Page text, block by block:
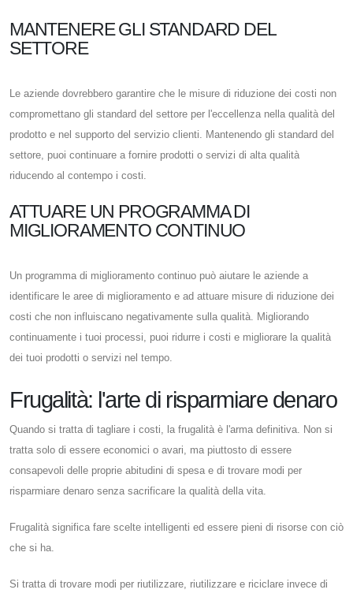
MANTENERE GLI STANDARD DEL
SETTORE
Le aziende dovrebbero garantire che le misure di riduzione dei costi non
compromettano gli standard del settore per l'eccellenza nella qualità del
prodotto e nel supporto del servizio clienti. Mantenendo gli standard del
settore, puoi continuare a fornire prodotti o servizi di alta qualità
riducendo al contempo i costi.
ATTUARE UN PROGRAMMA DI
MIGLIORAMENTO CONTINUO
Un programma di miglioramento continuo può aiutare le aziende a
identificare le aree di miglioramento e ad attuare misure di riduzione dei
costi che non influiscano negativamente sulla qualità. Migliorando
continuamente i tuoi processi, puoi ridurre i costi e migliorare la qualità
dei tuoi prodotti o servizi nel tempo.
Frugalità: l'arte di risparmiare denaro
Quando si tratta di tagliare i costi, la frugalità è l'arma definitiva. Non si
tratta solo di essere economici o avari, ma piuttosto di essere
consapevoli delle proprie abitudini di spesa e di trovare modi per
risparmiare denaro senza sacrificare la qualità della vita.
Frugalità significa fare scelte intelligenti ed essere pieni di risorse con ciò
che si ha.
Si tratta di trovare modi per riutilizzare, riutilizzare e riciclare invece di